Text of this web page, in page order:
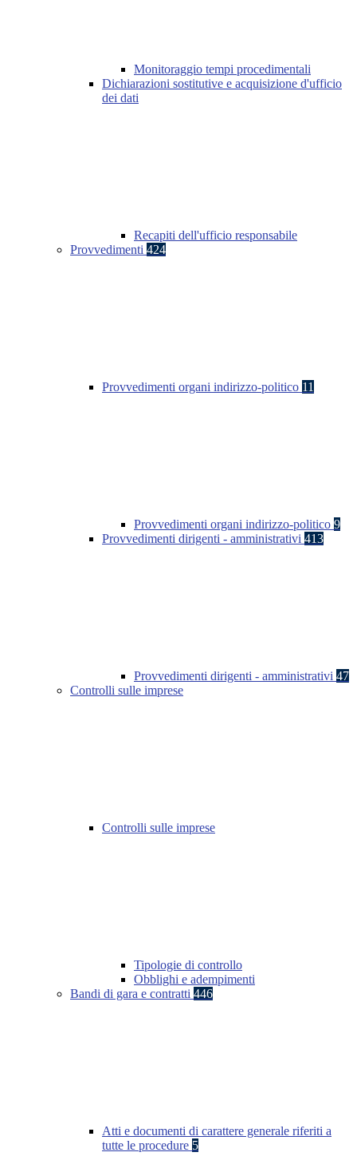
Monitoraggio tempi procedimentali
Dichiarazioni sostitutive e acquisizione d'ufficio
dei dati
Recapiti dell'ufficio responsabile
Provvedimenti 424
Provvedimenti organi indirizzo-politico 11
Provvedimenti organi indirizzo-politico 9
Provvedimenti dirigenti - amministrativi 413
Provvedimenti dirigenti - amministrativi 47
Controlli sulle imprese
Controlli sulle imprese
Tipologie di controllo
Obblighi e adempimenti
Bandi di gara e contratti 446
Atti e documenti di carattere generale riferiti a
tutte le procedure 5